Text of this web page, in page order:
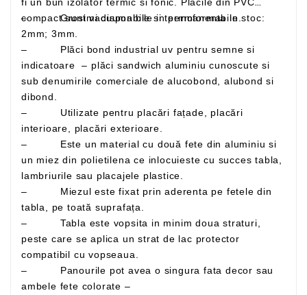
compact sunt vacuumabile si termoformabile.
– Grosimi disponibile in permanenta in stoc:
2mm; 3mm.
– Plăci bond industrial uv pentru semne si
indicatoare – plăci sandwich aluminiu cunoscute si
sub denumirile comerciale de alucobond, alubond si
dibond.
– Utilizate pentru placări fațade, placări
interioare, placări exterioare.
– Este un material cu două fete din aluminiu si
un miez din polietilena ce inlocuieste cu succes tabla,
lambriurile sau placajele plastice.
– Miezul este fixat prin aderenta pe fetele din
tabla, pe toată suprafața.
– Tabla este vopsita in minim doua straturi,
peste care se aplica un strat de lac protector
compatibil cu vopseaua.
– Panourile pot avea o singura fata decor sau
ambele fete colorate –